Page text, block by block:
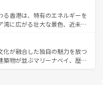
ベトナムコーヒーなどは、ぜ
地域を訪れてもあたたかい人々
で、きっと忘れられない旅にな
ではチェンマイなどの山岳地
ではプーケットやクラビの美し
楽しむことができる。タイ料理
、どの季節にも異なる楽しみ
いタイの人々、仏教を中心とし
資源が、訪れる旅人を魅了し続
る香港は、特有のエネルギーを
湾に広がる壮大な景色、近未来
はず。観光スポットが密集し
を回れるのも魅力。息をのむよ
まで、香港を存分に楽しみ尽く
化が融合した独自の魅力を放つ
築物が並ぶマリーナベイ、歴史